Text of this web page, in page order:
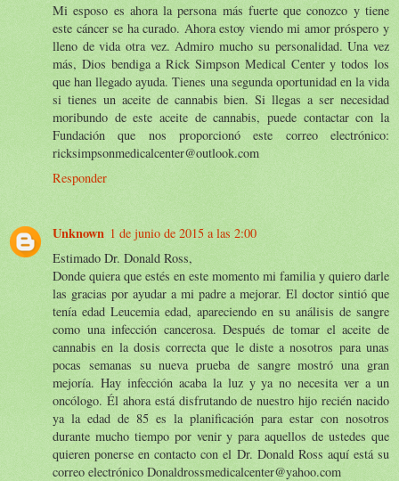
Mi esposo es ahora la persona más fuerte que conozco y tiene
este cáncer se ha curado. Ahora estoy viendo mi amor próspero y
lleno de vida otra vez. Admiro mucho su personalidad. Una vez
más, Dios bendiga a Rick Simpson Medical Center y todos los
que han llegado ayuda. Tienes una segunda oportunidad en la vida
si tienes un aceite de cannabis bien. Si llegas a ser necesidad
moribundo de este aceite de cannabis, puede contactar con la
Fundación que nos proporcionó este correo electrónico:
ricksimpsonmedicalcenter@outlook.com
Responder
Unknown 1 de junio de 2015 a las 2:00
Estimado Dr. Donald Ross,
Donde quiera que estés en este momento mi familia y quiero darle
las gracias por ayudar a mi padre a mejorar. El doctor sintió que
tenía edad Leucemia edad, apareciendo en su análisis de sangre
como una infección cancerosa. Después de tomar el aceite de
cannabis en la dosis correcta que le diste a nosotros para unas
pocas semanas su nueva prueba de sangre mostró una gran
mejoría. Hay infección acaba la luz y ya no necesita ver a un
oncólogo. Él ahora está disfrutando de nuestro hijo recién nacido
ya la edad de 85 es la planificación para estar con nosotros
durante mucho tiempo por venir y para aquellos de ustedes que
quieren ponerse en contacto con el Dr. Donald Ross aquí está su
correo electrónico Donaldrossmedicalcenter@yahoo.com